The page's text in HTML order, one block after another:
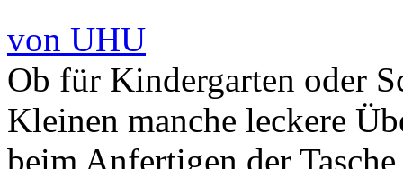
von UHU
Ob für Kindergarten oder
Kleinen manche leckere
beim Anfertigen der